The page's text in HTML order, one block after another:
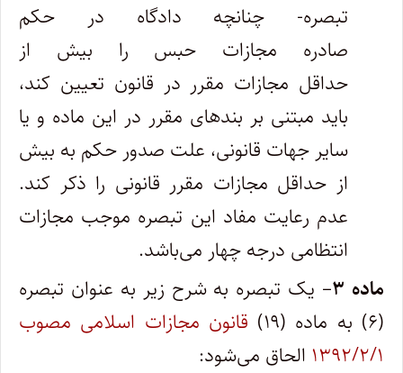
تبصره- چنانچه دادگاه در حکم
صادره مجازات حبس را بیش از
حداقل مجازات مقرر در قانون تعیین کند،
باید مبتنی بر بندهای مقرر در این ماده و یا
سایر جهات قانونی، علت صدور حکم به بیش
از حداقل مجازات مقرر قانونی را ذکر کند.
عدم رعایت مفاد این تبصره موجب مجازات
انتظامی درجه چهار می‌باشد.
ماده ۳
– یک تبصره به شرح زیر به عنوان تبصره
(۶) به ماده (۱۹)
قانون مجازات اسلامی مصوب
۱۳۹۲/۲/۱ الحاق می‌شود: